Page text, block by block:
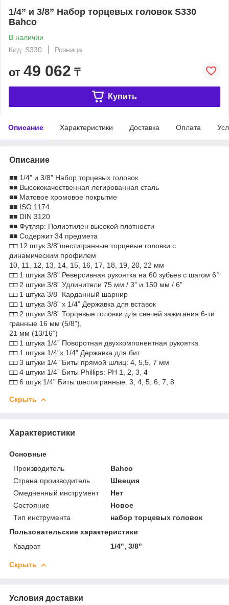
1/4” и 3/8” Набор торцевых головок S330
Bahco
В наличии
Код: S330
Розница
от 49 062 ₸
Купить
Описание Характеристики Доставка Оплата
Описание
■■ 1/4” и 3/8” Набор торцевых головок
■■ Высококачественная легированная сталь
■■ Матовое хромовое покрытие
■■ ISO 1174
■■ DIN 3120
■■ Футляр: Полиэтилен высокой плотности
■■ Содержит 34 предмета
□□ 12 штук 3/8”шестигранные торцевые головки с
динамическим профилем
10, 11, 12, 13, 14, 15, 16, 17, 18, 19, 20, 22 мм
□□ 1 штука 3/8” Реверсивная рукоятка на 60 зубьев с шагом 6°
□□ 2 штуки 3/8” Удлинители 75 мм / 3” и 150 мм / 6”
□□ 1 штука 3/8” Карданный шарнир
□□ 1 штука 3/8” х 1/4” Державка для вставок
□□ 2 штуки 3/8” Торцевые головки для свечей зажигания 6-ти
гранные 16 мм (5/8”),
21 мм (13/16”)
□□ 1 штука 1/4” Поворотная двухкомпонентная рукоятка
□□ 1 штука 1/4”x 1/4” Державка для бит
□□ 3 штуки 1/4” Биты прямой шлиц: 4, 5,5, 7 мм
□□ 4 штуки 1/4” Биты Phillips: PH 1, 2, 3, 4
□□ 6 штук 1/4” Биты шестигранные: 3, 4, 5, 6, 7, 8
Скрыть
Характеристики
Основные
Производитель
Bahco
Страна производитель
Швеция
Омедненный инструмент
Нет
Состояние
Новое
Тип инструмента
набор торцевых головок
Пользовательские характеристики
Квадрат
1/4", 3/8"
Скрыть
Условия доставки